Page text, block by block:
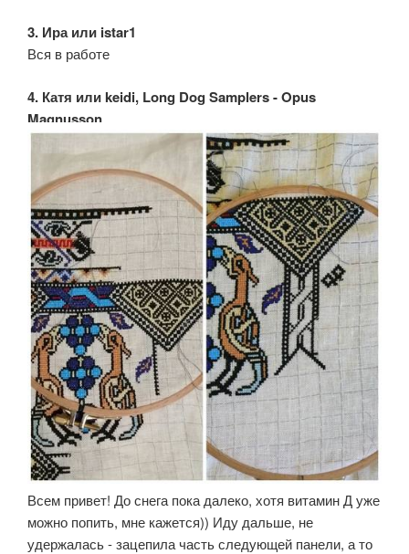
3. Ира или istar1
Вся в работе
4. Катя или keidi, Long Dog Samplers - Opus
Magnusson
Всем привет! До снега пока далеко, хотя витамин Д уже
можно попить, мне кажется)) Иду дальше, не
удержалась - зацепила часть следующей панели, а то